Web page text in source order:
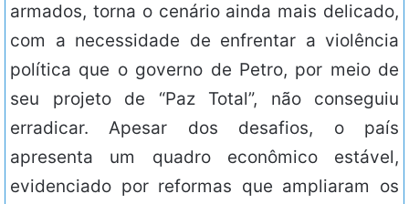
armados, torna o cenário ainda mais delicado,
com a necessidade de enfrentar a violência
política que o governo de Petro, por meio de
seu projeto de “Paz Total”, não conseguiu
erradicar. Apesar dos desafios, o país
apresenta um quadro econômico estável,
evidenciado por reformas que ampliaram os